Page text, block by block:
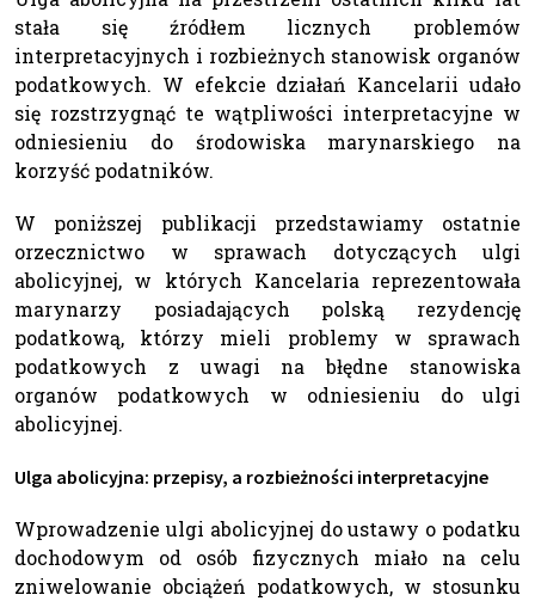
stała się źródłem licznych problemów
interpretacyjnych i rozbieżnych stanowisk organów
podatkowych. W efekcie działań Kancelarii udało
się rozstrzygnąć te wątpliwości interpretacyjne w
odniesieniu do środowiska marynarskiego na
korzyść podatników.
W poniższej publikacji przedstawiamy ostatnie
orzecznictwo w sprawach dotyczących ulgi
abolicyjnej, w których Kancelaria reprezentowała
marynarzy posiadających polską rezydencję
podatkową, którzy mieli problemy w sprawach
podatkowych z uwagi na błędne stanowiska
organów podatkowych w odniesieniu do ulgi
abolicyjnej.
Ulga abolicyjna: przepisy, a rozbieżności interpretacyjne
Wprowadzenie ulgi abolicyjnej do ustawy o podatku
dochodowym od osób fizycznych miało na celu
zniwelowanie obciążeń podatkowych, w stosunku